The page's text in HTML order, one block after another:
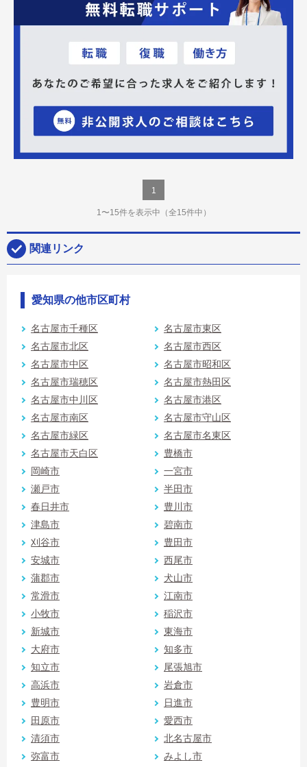
1
1〜15件を表示中 （全15件中）
関連リンク
愛知県の他市区町村
名古屋市千種区
名古屋市東区
名古屋市北区
名古屋市西区
名古屋市中区
名古屋市昭和区
名古屋市瑞穂区
名古屋市熱田区
名古屋市中川区
名古屋市港区
名古屋市南区
名古屋市守山区
名古屋市緑区
名古屋市名東区
名古屋市天白区
豊橋市
岡崎市
一宮市
瀬戸市
半田市
春日井市
豊川市
津島市
碧南市
刈谷市
豊田市
安城市
西尾市
蒲郡市
犬山市
常滑市
江南市
小牧市
稲沢市
新城市
東海市
大府市
知多市
知立市
尾張旭市
高浜市
岩倉市
豊明市
日進市
田原市
愛西市
清須市
北名古屋市
弥富市
みよし市